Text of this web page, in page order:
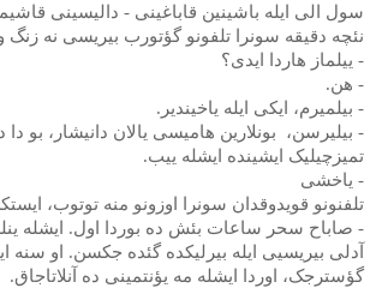
سول الی ایله باشینین قاباغینی - دالیسینی
نئچه دقیقه سونرا تلفونو گؤتورب بیریسی نه زنگ
- ییلماز هاردا ایدی؟
- هن.
- بیلمیرم، ایکی ایله یاخیندیر.
- بیلیرسن،
بونلارین هامیسی یالان دانیشار، بو دا
تمیزچیلیک ایشینده ایشله ییب.
- یاخشی
تلفنونو قویدوقدان سونرا اوزونو منه توتوب،
- صاباح سحر ساعات بئش ده بوردا اول. ایشله
آدلی بیریسیی ایله بیرلیکده گئده جکسن. او سنه
گؤسترجک، اوردا ایشله مه یؤنتمینی ده آنلاتاجاق.